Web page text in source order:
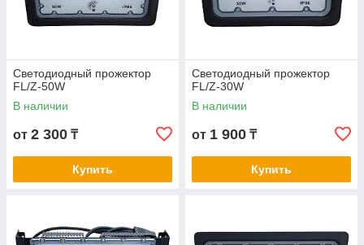
Светодиодный прожектор
FL/Z-50W
В наличии
от 2 300 ₸
Купить
Светодиодный прожектор
FL/Z-30W
В наличии
от 1 900 ₸
Купить